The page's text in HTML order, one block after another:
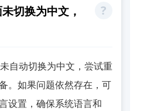
切换为中文，
自动切换为中文，尝试重
。如果问题依然存在，可
设置，确保系统语言和